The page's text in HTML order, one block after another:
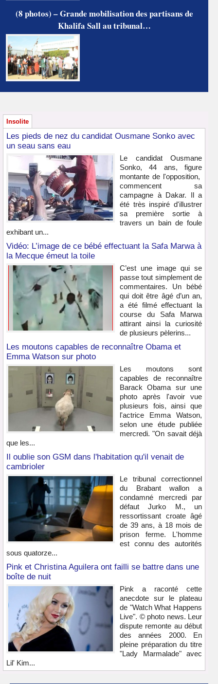
(8 photos) – Grande mobilisation des partisans de
Khalifa Sall au tribunal…
Insolite
Les pieds de nez du candidat Ousmane Sonko avec
un seau sans eau
Le candidat Ousmane
Sonko, 44 ans, figure
montante de l'opposition,
commencent sa
campagne à Dakar. Il a
été très inspiré d'illustrer
sa première sortie à
travers un bain de foule
exhibant un...
Vidéo: L’image de ce bébé effectuant la Safa Marwa à
la Mecque émeut la toile
C’est une image qui se
passe tout simplement de
commentaires. Un bébé
qui doit être âgé d’un an,
a été filmé effectuant la
course du Safa Marwa
attirant ainsi la curiosité
de plusieurs pèlerins...
Les moutons capables de reconnaître Obama et
Emma Watson sur photo
Les moutons sont
capables de reconnaître
Barack Obama sur une
photo après l'avoir vue
plusieurs fois, ainsi que
l'actrice Emma Watson,
selon une étude publiée
mercredi. "On savait déjà
que les...
Il oublie son GSM dans l'habitation qu'il venait de
cambrioler
Le tribunal correctionnel
du Brabant wallon a
condamné mercredi par
défaut Jurko M., un
ressortissant croate âgé
de 39 ans, à 18 mois de
prison ferme. L'homme
est connu des autorités
sous quatorze...
Pink et Christina Aguilera ont failli se battre dans une
boîte de nuit
Pink a raconté cette
anecdote sur le plateau
de "Watch What Happens
Live". © photo news. Leur
dispute remonte au début
des années 2000. En
pleine préparation du titre
"Lady Marmalade" avec
Lil' Kim...